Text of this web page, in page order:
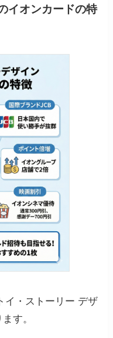
イオンカードの特
イ・ストーリー デザ
す。